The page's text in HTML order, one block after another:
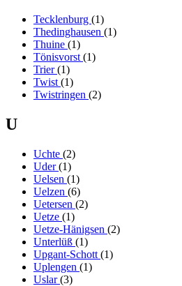
Tecklenburg (1)
Thedinghausen (1)
Thuine (1)
Tönisvorst (1)
Trier(1)
Twist (1)
Twistringen (2)
U
Uchte (2)
Uder(1)
Uelsen (1)
Uelzen (6)
Uetersen (2)
Uetze (1)
Uetze-Hänigsen (2)
Unterlüß (1)
Upgant-Schott (1)
Uplengen (1)
Uslar(3)